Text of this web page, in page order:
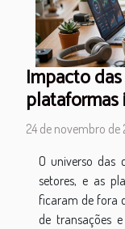
Impacto
24 de novembro de
O universo das
setores, e as
ficaram de fora
de transações